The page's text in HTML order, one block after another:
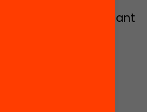
i desenvolupant